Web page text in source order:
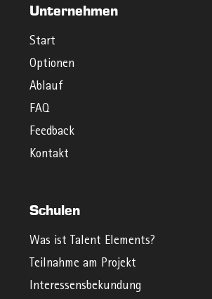
Unternehmen
Start
Optionen
Ablauf
FAQ
Feedback
Kontakt
Schulen
Was ist Talent Elements?
Teilnahme am Projekt
Interessensbekundung